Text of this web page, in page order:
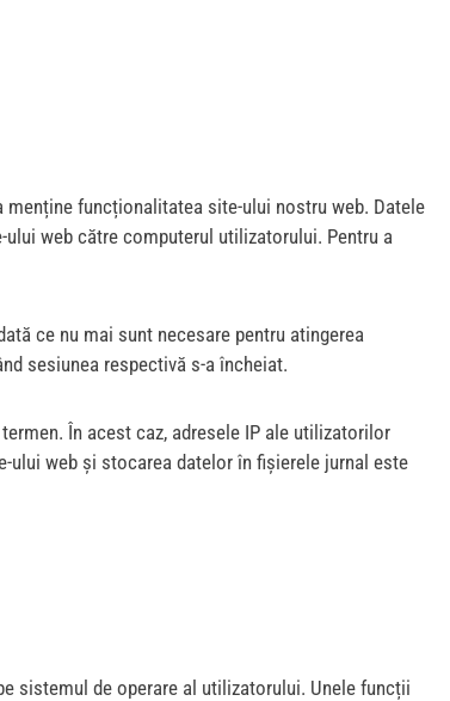
funcționalitatea site-ului nostru web. Datele
web către computerul utilizatorului. Pentru a
ce nu mai sunt necesare pentru atingerea
sesiunea respectivă s-a încheiat.
În acest caz, adresele IP ale utilizatorilor
ului web și stocarea datelor în fișierele jurnal este
sistemul de operare al utilizatorului. Unele funcții